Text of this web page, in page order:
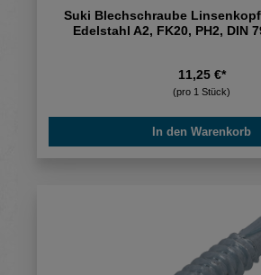
Suki Blechschraube Linsenkopf
Edelstahl A2, FK20, PH2, DIN
11,25 €*
(pro 1 Stück)
In den Warenkorb